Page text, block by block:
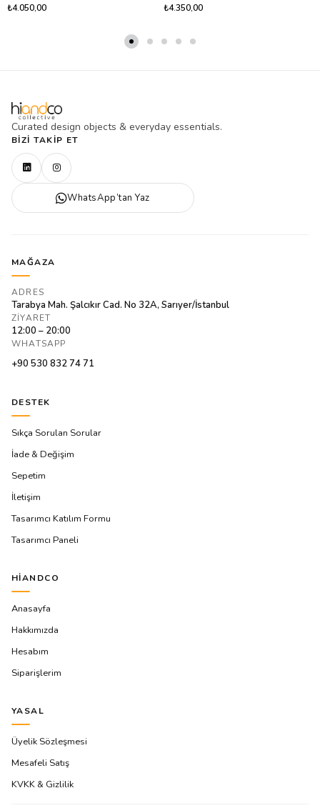
₺4.050,00
₺4.350,00
Curated design objects & everyday essentials.
BIZI TAKIP ET
WhatsApp’tan Yaz
MAĞAZA
ADRES
Tarabya Mah. Şalcıkır Cad. No 32A, Sarıyer/İstanbul
ZIYARET
12:00 – 20:00
WHATSAPP
+90 530 832 74 71
DESTEK
Sıkça Sorulan Sorular
İade & Değişim
Sepetim
İletişim
Tasarımcı Katılım Formu
Tasarımcı Paneli
HIANDCO
Anasayfa
Hakkımızda
Hesabım
Siparişlerim
YASAL
Üyelik Sözleşmesi
Mesafeli Satış
KVKK & Gizlilik